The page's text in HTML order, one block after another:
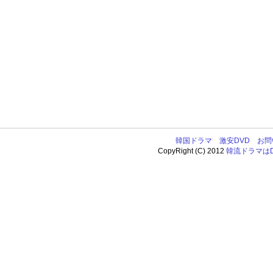
韓国ドラマ 激安DVD
お
CopyRight (C) 2012韓流ドラマは